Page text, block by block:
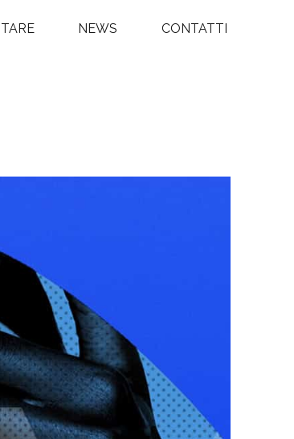
NEWS CONTATTI